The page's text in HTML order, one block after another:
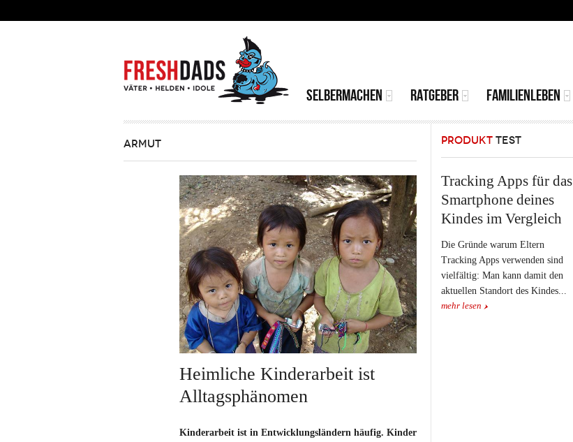
MAINMENU
SELBERMACHEN RATGEBER FAMILIENLEBEN
ARMUT
Heimliche Kinderarbeit ist
Alltagsphänomen
Kinderarbeit ist in Entwicklungsländern häufig. Kinder
PRODUKT TEST
Tracking Apps für das
Smartphone deines
Kindes im Vergleich
Die Gründe warum Eltern
Tracking Apps verwenden sind
vielfältig: Man kann damit den
aktuellen Standort des Kindes...
mehr lesen